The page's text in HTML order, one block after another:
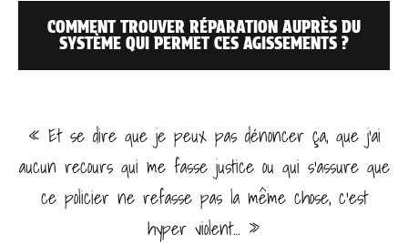
COMMENT TROUVER RÉPARATION AUPRÈS DU
SYSTÈME QUI PERMET CES AGISSEMENTS ?
« Et se dire que je peux pas dénoncer ça, que j’ai
aucun recours qui me fasse justice ou qui s’assure que
ce policier ne refasse pas la même chose, c’est
hyper violent… »